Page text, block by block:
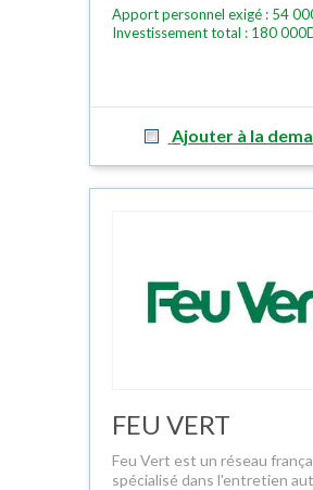
Apport personnel exigé : 54
Investissement total : 180
Ajouter à la
FEU VERT
Feu Vert est un réseau
spécialisé dans l'entretien